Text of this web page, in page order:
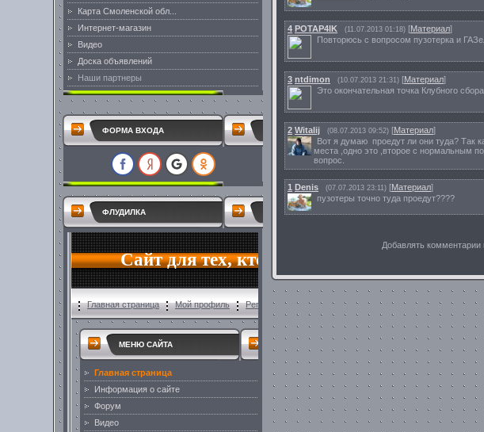
Карта Смоленской обл...
Интернет-магазин
Видео
Доска объявлений
Наши партнеры
ФОРМА ВХОДА
ФЛУДИЛКА
4 POTAP4IK (11.07.2013 01:18) [Материал]
Повторюсь с вопросом пузотерка и
3 ntdimon (10.07.2013 21:31) [Материал]
Это окончательная точка Клубного
2 Witalij (08.07.2013 09:52) [Материал]
Вот я думаю проедут ли они туда? Так
места ,одно это ,второе с нормальным
вопрос.
1 Denis (07.07.2013 23:11) [Материал]
пузотеры точно туда проедут????
Добавлять комментарии